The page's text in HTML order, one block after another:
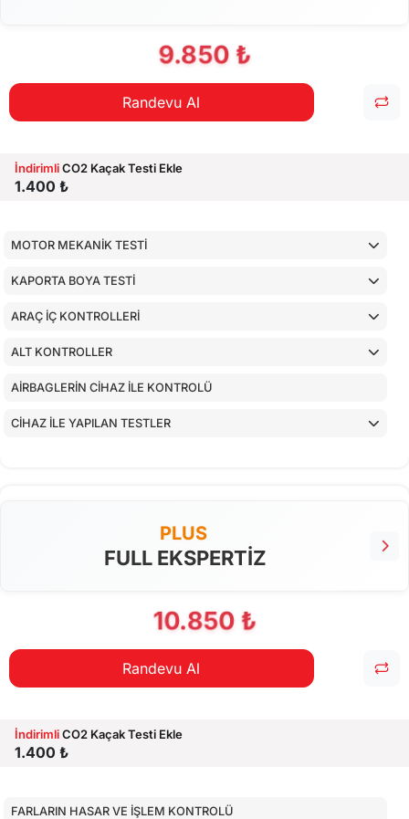
9.850 ₺
Randevu Al
İndirimliCO2 Kaçak Testi Ekle
1.400 ₺
MOTOR MEKANİK TESTİ
KAPORTA BOYA TESTİ
ARAÇ İÇ KONTROLLERİ
ALT KONTROLLER
AİRBAGLERİN CİHAZ İLE KONTROLÜ
CİHAZ İLE YAPILAN TESTLER
PLUS
FULL EKSPERTİZ
10.850 ₺
Randevu Al
İndirimliCO2 Kaçak Testi Ekle
1.400 ₺
FARLARIN HASAR VE İŞLEM KONTROLÜ